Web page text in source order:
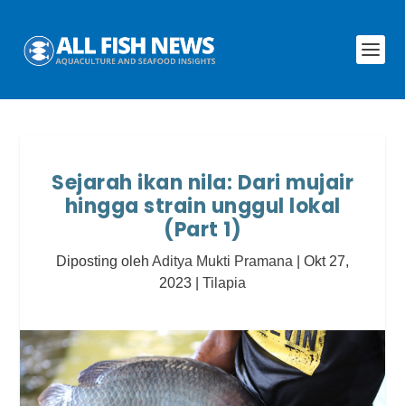
Sejarah ikan nila: Dari mujair
hingga strain unggul lokal
(Part 1)
Diposting oleh Aditya Mukti Pramana
Okt 27,
2023
Tilapia